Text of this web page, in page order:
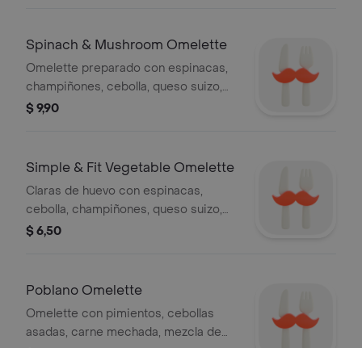
acompañamiento a elegir.
Spinach & Mushroom Omelette
Omelette preparado con espinacas,
champiñones, cebolla, queso suizo,
salsa holandesa, tomate picado y
$ 9,90
Simple & Fit Vegetable Omelette
Claras de huevo con espinacas,
cebolla, champiñones, queso suizo,
cubierto con tomate picado, servido
$ 6,50
Poblano Omelette
Omelette con pimientos, cebollas
asadas, carne mechada, mezcla de